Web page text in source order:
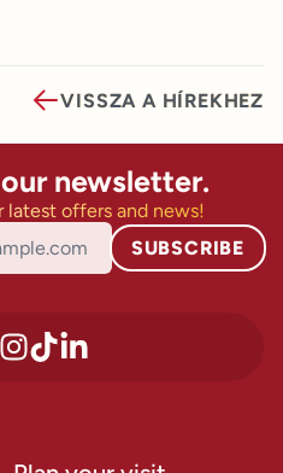
VISSZA A HÍREKHEZ
latest offers and news!
newsletter.
SUBSCRIBE